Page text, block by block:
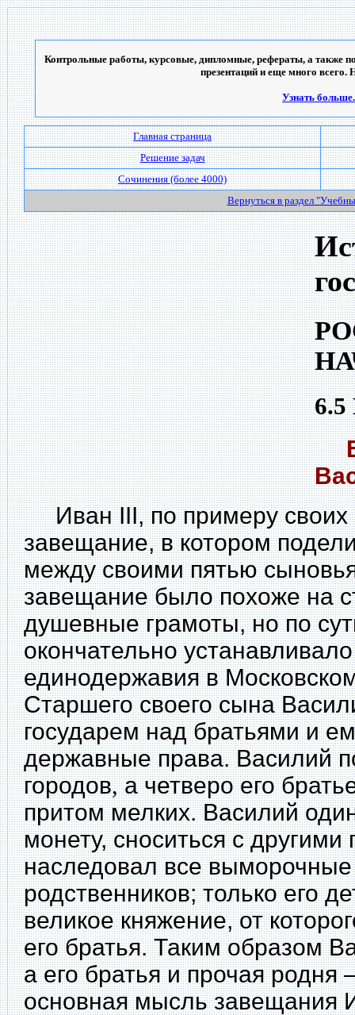
Контрольные работы, курсовые, дипломные, рефераты, а также
презентаций и еще много всего.
Узнать
Главная страница
Решение задач
Сочинения (более 4000)
Вернуться в раздел
Иван III, по примеру своих
завещание, в котором
между своими пятью
завещание было похоже на
душевные грамоты, но по
окончательно
единодержавия в
Старшего своего сына
государем над братьями и
державные права. Василий
городов,а четверо его
притом мелких. Василий
монету, сноситься с другими
наследовал все
родственников; только его
великое княжение, от
его братья. Таким образом
а его братья и прочая
основная мысль завещания